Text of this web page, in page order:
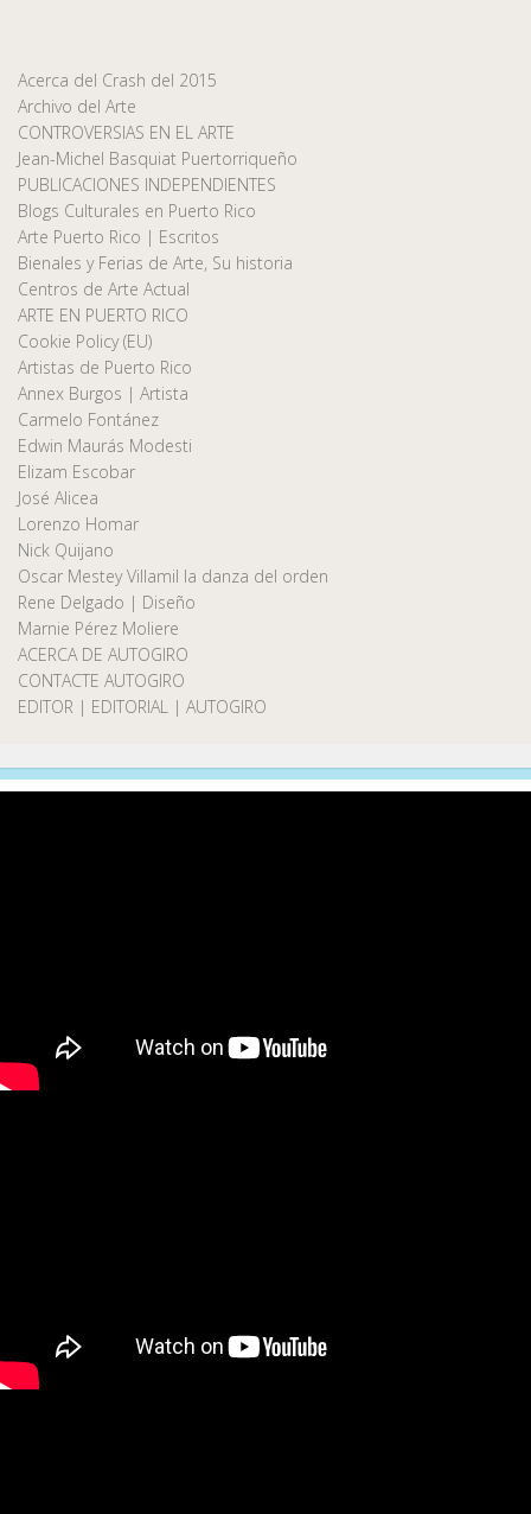
Acerca del Crash del 2015
Archivo del Arte
CONTROVERSIAS EN EL ARTE
Jean-Michel Basquiat Puertorriqueño
PUBLICACIONES INDEPENDIENTES
Blogs Culturales en Puerto Rico
Arte Puerto Rico | Escritos
Bienales y Ferias de Arte, Su historia
Centros de Arte Actual
ARTE EN PUERTO RICO
Cookie Policy (EU)
Artistas de Puerto Rico
Annex Burgos | Artista
Carmelo Fontánez
Edwin Maurás Modesti
Elizam Escobar
José Alicea
Lorenzo Homar
Nick Quijano
Oscar Mestey Villamil la danza del orden
Rene Delgado | Diseño
Marnie Pérez Moliere
ACERCA DE AUTOGIRO
CONTACTE AUTOGIRO
EDITOR | EDITORIAL | AUTOGIRO